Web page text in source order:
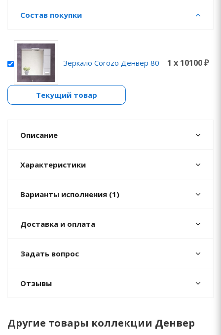
Состав покупки
Зеркало Corozo Денвер 80 1 x 10100 ₽
Текущий товар
Описание
Характеристики
Варианты исполнения (1)
Доставка и оплата
Задать вопрос
Отзывы
Другие товары коллекции Денвер